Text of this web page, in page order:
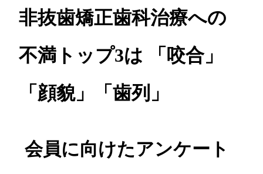
非抜歯矯正歯科治療への
不満トップ3は 「咬合」
「顔貌」「歯列」
会員に向けたアンケート